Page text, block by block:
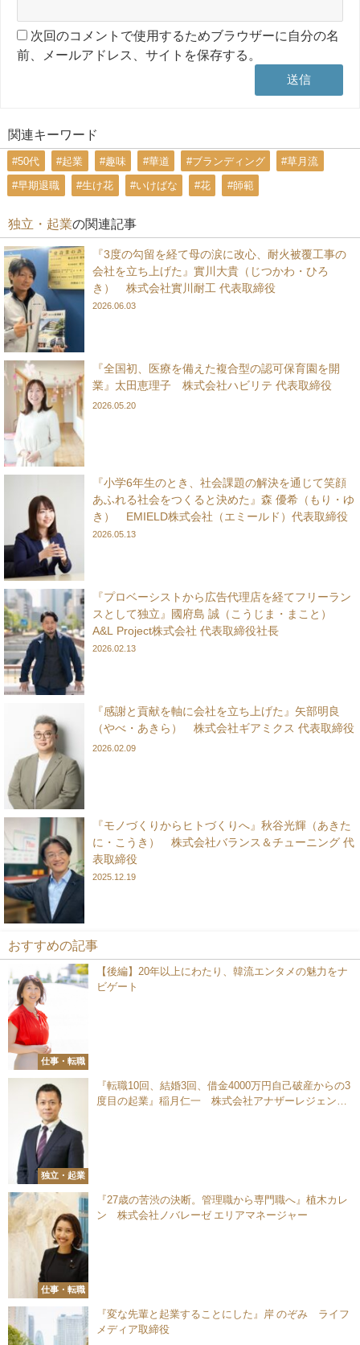
次回のコメントで使用するためブラウザーに自分の名
前、メールアドレス、サイトを保存する。
関連キーワード
#50代 #起業 #趣味 #華道 #ブランディング #草月流
#早期退職 #生け花 #いけばな #花 #師範
独立・起業の関連記事
『3度の勾留を経て母の涙に改心、耐火被覆工事の
会社を立ち上げた』實川大貴（じつかわ・ひろ
き） 株式会社實川耐工 代表取締役
2026.06.03
『全国初、医療を備えた複合型の認可保育園を開
業』太田恵理子 株式会社ハビリテ 代表取締役
2026.05.20
『小学6年生のとき、社会課題の解決を通じて笑顔
あふれる社会をつくると決めた』森 優希（もり・ゆ
き） EMIELD株式会社（エミールド）代表取締役
2026.05.13
『プロベーシストから広告代理店を経てフリーラン
スとして独立』國府島 誠（こうじま・まこと）
A&L Project株式会社 代表取締役社長
2026.02.13
『感謝と貢献を軸に会社を立ち上げた』矢部明良
（やべ・あきら） 株式会社ギアミクス 代表取締役
2026.02.09
『モノづくりからヒトづくりへ』秋谷光輝（あきた
に・こうき） 株式会社バランス＆チューニング 代
表取締役
2025.12.19
おすすめの記事
仕事・転職
【後編】20年以上にわたり、韓流エンタメの魅力をナ
ビゲート
独立・起業
『転職10回、結婚3回、借金4000万円自己破産からの3
度目の起業』稲月仁一 株式会社アナザーレジェンド
仕事・転職
『27歳の苦渋の決断。管理職から専門職へ』植木カレ
ン 株式会社ノバレーゼ エリアマネージャー
『変な先輩と起業することにした』岸 のぞみ ライフ
メディア取締役